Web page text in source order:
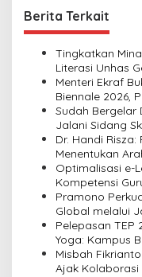
n
a
Berita Terkait
Tingkatkan
Literasi Unhas
Lima Dusun
Menteri Ekraf
Biennale 2026,
Budaya Visual
Sudah Bergelar
Jalani Sidang
Dr. Handi
Menentukan
Optimalisasi e-
Kompetensi
Alpha
Pramono
Global melalui
Center
Pelepasan TEP
Yoga: Kampus
Transmigrasi
Misbah
Ajak Kolaborasi